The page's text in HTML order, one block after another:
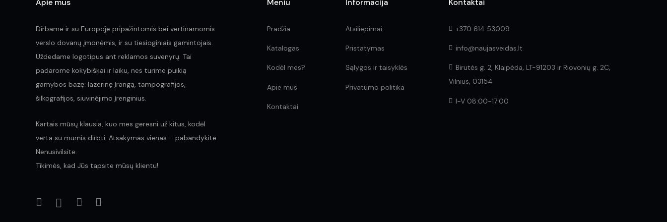
Apie mus
Dirbame ir su Europoje pripažintomis bei vertinamomis
verslo dovanų įmonėmis, ir su tiesioginiais gamintojais.
Uždedame logotipus ant reklamos suvenyrų. Tai
padarome kokybiškai ir laiku, nes turime puikią
gamybos bazę: lazerinę įrangą, tampografijos,
šilkografijos, siuvinėjimo įrenginius.
Kartais mūsų klausia, kuo mes geresni už kitus, kodėl
verta su mumis dirbti. Atsakymas vienas – pabandykite.
Nenusivilsite.
Tikimės, kad Jūs tapsite mūsų klientu!
Meniu
Pradžia
Katalogas
Kodėl mes?
Apie mus
Kontaktai
Informacija
Atsiliepimai
Pristatymas
Sąlygos ir taisyklės
Privatumo politika
Kontaktai
+370 614 53009
info@naujasveidas.lt
Birutės g. 2, Klaipėda, LT-91203 ir Riovonių g. 2C,
Vilnius, 03154
I-V 08:00-17:00